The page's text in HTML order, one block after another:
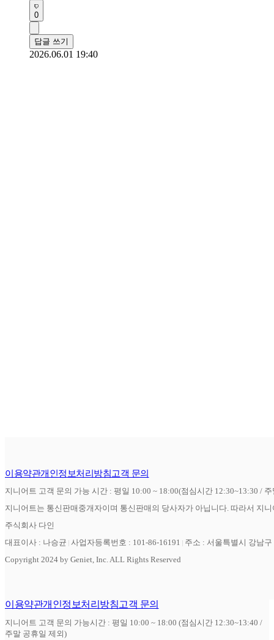
0
답글 쓰기
2026.06.01 19:40
이용약관개인정보처리방침고객 문의
지니어트 고객 문의 가능 시간 : 평일 10:00 ~ 18:00(점심시간 12:30~13:30 /
지니어트는 통신판매중개자이며 통신판매의 당사자가 아닙니다. 따라서 지
주식회사 다인
대표이사 : 나승균 사업자등록번호 : 101-86-16191
주소 : 서울특별시 강남
Copyright 2024 by Geniet, Inc. ALL Rights Reserved
이용약관개인정보처리방침고객 문의
지니어트 고객 문의 가능시간 : 평일 10:00 ~ 18:00 (점심시간 12:30~13:40 /
주말 공휴일 제외)